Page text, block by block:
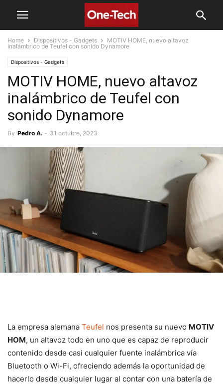
Home Dispositivos - Gadgets
MOTIV HOME, nuevo altavoz
inalámbrico de Teufel con sonido Dynamore
Dispositivos - Gadgets
MOTIV HOME, nuevo altavoz
inalámbrico de Teufel con
sonido Dynamore
By Pedro A. - 31 octubre, 2023
La empresa alemana Teufel nos presenta su nuevo MOTIV
HOM, un altavoz todo en uno que es capaz de reproducir
contenido desde casi cualquier fuente inalámbrica vía
Bluetooth o Wi-Fi, ofreciendo además la oportunidad de
hacerlo desde cualquier lugar al contar con una batería de